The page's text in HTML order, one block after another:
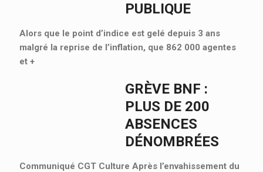
PUBLIQUE
Alors que le point d’indice est gelé depuis 3 ans
malgré la reprise de l’inflation, que 862 000 agentes
et +
GRÈVE BNF :
PLUS DE 200
ABSENCES
DÉNOMBRÉES
Communiqué CGT Culture Après l’envahissement du